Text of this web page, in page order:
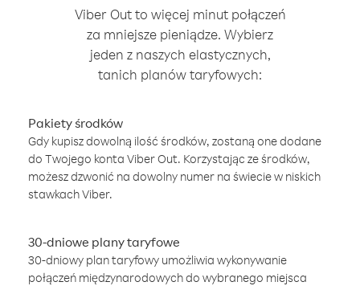
Viber Out to więcej minut połączeń
za mniejsze pieniądze. Wybierz
jeden z naszych elastycznych,
tanich planów taryfowych:
Pakiety środków
Gdy kupisz dowolną ilość środków, zostaną one dodane
do Twojego konta Viber Out. Korzystając ze środków,
możesz dzwonić na dowolny numer na świecie w niskich
stawkach Viber.
30-dniowe plany taryfowe
30-dniowy plan taryfowy umożliwia wykonywanie
połączeń międzynarodowych do wybranego miejsca